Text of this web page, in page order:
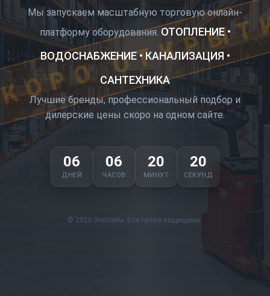
Мы запускаем масштабную торговую онлайн-
платформу оборудования. ОТОПЛЕНИЕ •
ВОДОСНАБЖЕНИЕ • КАНАЛИЗАЦИЯ •
САНТЕХНИКА
Лучшие бренды, профессиональный подбор и
дилерские цены скоро на одном сайте.
06
ДНЕЙ
06
ЧАСОВ
20
МИНУТ
19
СЕКУНД
© 2026 Экотайм. Все права защищены.